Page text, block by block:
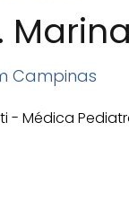
Campinas